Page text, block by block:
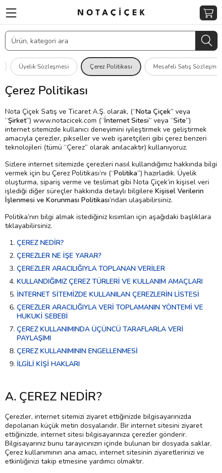
Üyelik Sözleşmesi Çerez Politikası Mesafeli Satış
Çerez Politikası
Nota Çiçek Satış ve Ticaret A.Ş. olarak, (“Nota Çiçek” veya
“Şirket”) www.notacicek.com (“İnternet Sitesi” veya “Site”)
internet sitemizde kullanıcı deneyimini iyileştirmek ve geliştirmek
amacıyla çerezler, pikseller ve web işaretçileri gibi çerez benzeri
teknolojileri (tümü “Çerez” olarak anılacaktır) kullanıyoruz.
Sizlere internet sitemizde çerezleri nasıl kullandığımız hakkında bilgi
vermek için bu Çerez Politikası’nı (“Politika”) hazırladık. Üyelik
oluşturma, sipariş verme ve teslimat gibi Nota Çiçek’in kişisel veri
işlediği diğer süreçler hakkında detaylı bilgilere Kişisel Verilerin
İşlenmesi ve Korunması Politikası’ndan ulaşabilirsiniz.
Politika’nın bilgi almak istediğiniz kısımları için aşağıdaki başlıklara
tıklayabilirsiniz.
ÇEREZ NEDİR?
ÇEREZLER NE İŞE YARAR?
ÇEREZLER ARACILIĞIYLA TOPLANAN VERİLER
KULLANDIĞIMIZ ÇEREZ TÜRLERİ VE KULLANIM AMAÇLARI
İNTERNET SİTEMİZDE KULLANILAN ÇEREZLERİN LİSTESİ
ÇEREZLER ARACILIĞIYLA VERİ TOPLAMANIN YÖNTEMİ VE
HUKUKİ SEBEBİ
ÇEREZ KULLANIMINDA ÜÇÜNCÜ TARAFLARLA VERİ
PAYLAŞIMI
ÇEREZ KULLANIMININ ENGELLENMESİ
İLGİLİ KİŞİ HAKLARI
A. ÇEREZ NEDİR?
Çerezler, internet sitemizi ziyaret ettiğinizde bilgisayarınızda
depolanan küçük metin dosyalarıdır. Bir internet sitesini ziyaret
ettiğinizde, internet sitesi bilgisayarınıza çerezler gönderir.
Bilgisayarınız bunu tarayıcınızın içinde bulunan bir dosyada saklar.
Çerez kullanımının ana amacı, internet sitesinin ziyaretlerinizi ve
etkinliğinizi takip etmesine yardımcı olmaktır.